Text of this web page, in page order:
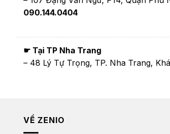
090.144.0404
☛ Tại TP Nha Trang
– 48 Lý Tự Trọng, TP. Nha Trang,
VỀ ZENIO